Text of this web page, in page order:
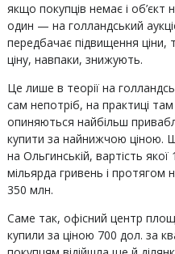
якщо покупців немає і об’єкт
один — на голландський
передбачає підвищення ціни,
ціну, навпаки, знижують.
Це лише в теорії на
сам непотріб, на практиці
опиняються найбільш
купити за найнижчою ціною.
на Ольгинській, вартість
мільярда гривень і протягом
350 млн.
Саме так, офісний центр
купили за ціною 700 дол. за